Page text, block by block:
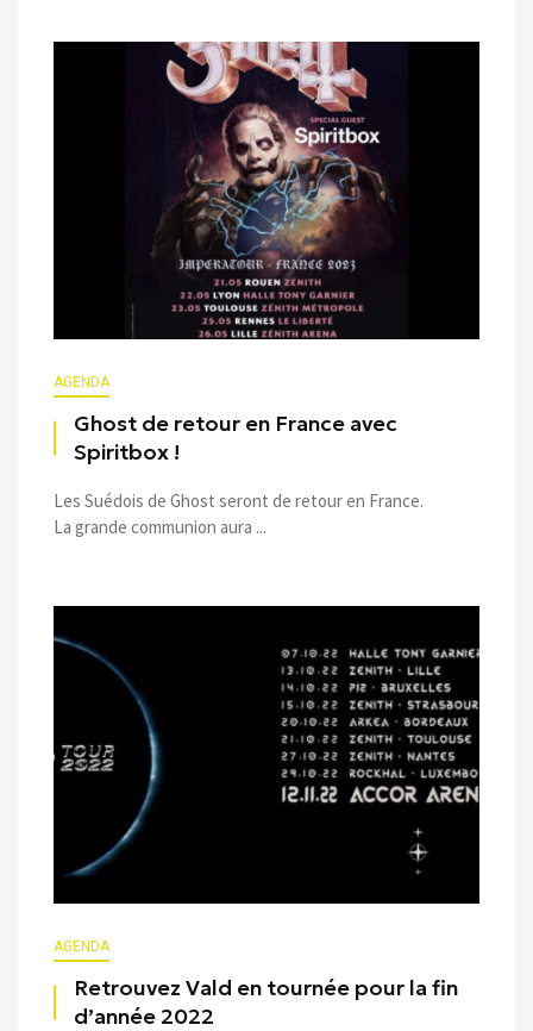
AGENDA
Ghost de retour en France avec
Spiritbox !
Les Suédois de Ghost seront de retour en France.
La grande communion aura ...
AGENDA
Retrouvez Vald en tournée pour la fin
d’année 2022